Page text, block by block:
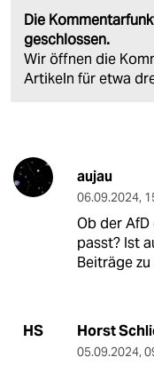
Die
geschlossen.
Wir öffnen die
Artikeln für etwa
aujau
06.09.2024,
Ob der
passt? Ist
Beiträge
HS Horst
05.09.2024,